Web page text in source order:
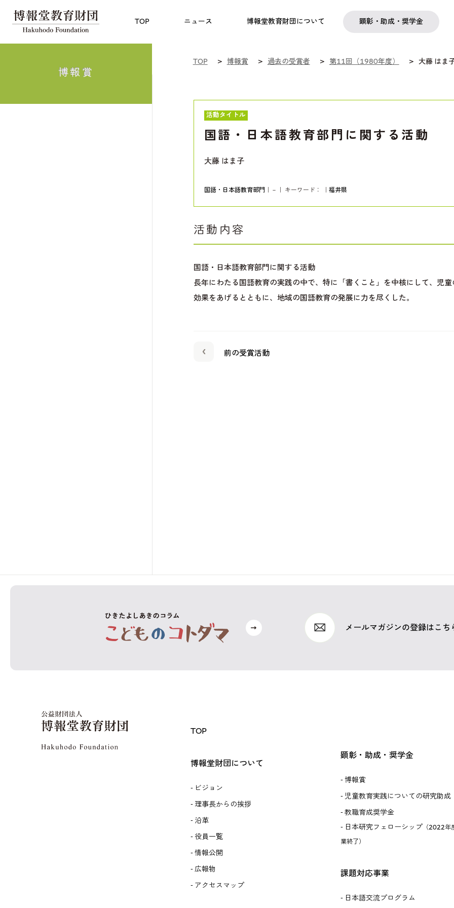
TOP ニュース 博報堂教育財団について 顕彰・助成・奨学金
についての研究助成 奨学金 フェローシップ
日本語交流
プログラム 社会啓発事業
博報賞
TOP 博報賞 過去の受賞者 第11回（1980年度） 大藤 はま
活動タイトル
国語・日本語教育部門に関する活動
大藤 はま子
国語・日本語教育部門 ｜－｜ キーワード： 福井県
活動内容
国語・日本語教育部門に関する活動
長年にわたる国語教育の実践の中で、特に「書くこと」を中核にして、児
効果をあげるとともに、地域の国語教育の発展に力を尽くした。
前の受賞活動
メールマガジンの登録はこち
TOP
博報堂財団について
ビジョン
理事長からの挨拶
沿革
役員一覧
情報公開
広報物
アクセスマップ
顕彰・助成・奨学金
博報賞
児童教育実践についての研究助成
教職育成奨学金
日本研究フェローシップ （2022年
業終了）
課題対応事業
日本語交流プログラム